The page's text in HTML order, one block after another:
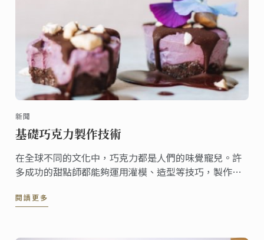
新聞
基礎巧克力製作技術
在全球不同的文化中，巧克力都是人們的味覺寵兒。許
多成功的甜點師都能夠運用灌模、造型等技巧，製作創
閱讀更多